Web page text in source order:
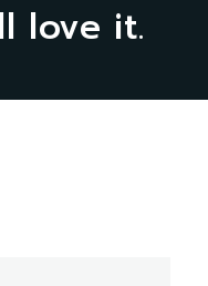
love it.